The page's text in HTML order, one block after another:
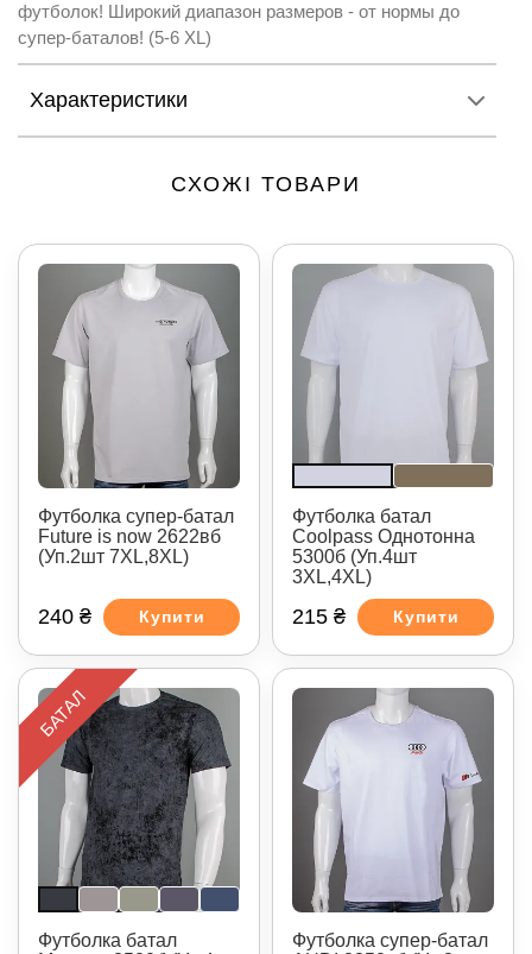
футболок! Широкий диапазон размеров - от нормы до
супер-баталов! (5-6 XL)
Характеристики
СХОЖІ ТОВАРИ
Футболка супер-батал
Future is now 2622вб
(Уп.2шт 7XL,8XL)
240 ₴ Купити
Футболка батал
Coolpass Однотонна
5300б (Уп.4шт
3XL,4XL)
215 ₴ Купити
БАТАЛ
Футболка батал
Футболка супер-батал